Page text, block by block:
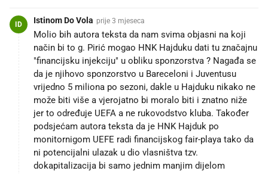
ID Istinom Do Vola prije 3 mjeseca
Molio bih autora teksta da nam svima objasni na koji
način bi to g. Pirić mogao HNK Hajduku dati tu značajnu
"financijsku injekciju" u obliku sponzorstva ? Nagađa se
da je njihovo sponzorstvo u Bareceloni i Juventusu
vrijedno 5 miliona po sezoni, dakle u Hajduku nikako ne
može biti više a vjerojatno bi moralo biti i znatno niže
jer to određuje UEFA a ne rukovodstvo kluba. Također
podsjećam autora teksta da je HNK Hajduk po
monitornigom UEFE radi financijskog fair-playa tako da
ni potencijalni ulazak u dio vlasništva tzv.
dokapitalizacija bi samo jednim manjim dijelom